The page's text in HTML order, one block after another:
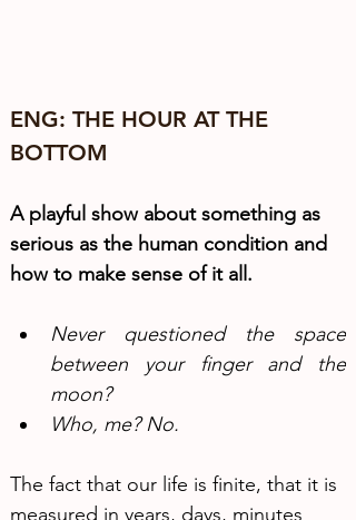
ENG: THE HOUR AT THE
BOTTOM
A playful show about something as
serious as the human condition and
how to make sense of it all.
Never questioned the space
between your finger and the
moon?
Who, me? No.
The fact that our life is finite, that it is
measured in years, days, minutes